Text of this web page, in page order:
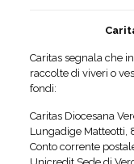
Caritas segnala che
raccolte di viveri o
fondi:
Caritas Diocesana
Lungadige Matteotti,
Conto corrente